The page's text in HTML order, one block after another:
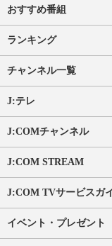
おすすめ番組
ランキング
チャンネル一覧
J:テレ
J:COMチャンネル
J:COM STREAM
J:COM TVサービスガ
イベント・プレゼント